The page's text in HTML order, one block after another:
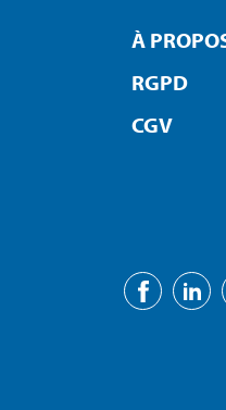
À
RGPD
CGV